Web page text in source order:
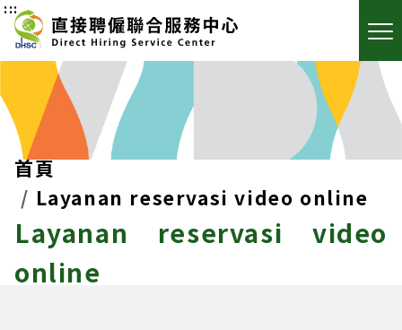
:::
首頁
Layanan reservasi video online
Layanan reservasi video
online